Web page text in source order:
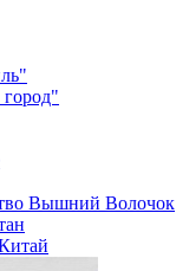
Вышний Волочок